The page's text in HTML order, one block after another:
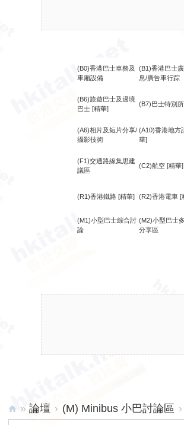
(B0)香港巴士車務及
車廂設備
(B1)香港巴士
息/廣告車行踪
(B6)旅遊巴士及過境
巴士 [精華]
(B7)巴士特別所
(A6)相片及短片分享/
攝影技術
(A10)香港地方
華]
(F1)交通路線集思建
議區
(C2)航空 [精華]
(R1)香港鐵路 [精華] (R2)香港電車 [
(M1)小型巴士綜合討
論
(M2)小型巴士
分享區
» 論壇 › (M) Minibus 小巴討論區 ›